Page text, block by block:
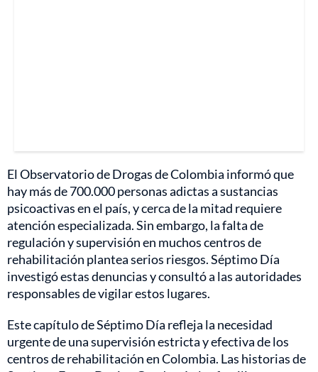
El Observatorio de Drogas de Colombia informó que
hay más de 700.000 personas adictas a sustancias
psicoactivas en el país, y cerca de la mitad requiere
atención especializada. Sin embargo, la falta de
regulación y supervisión en muchos centros de
rehabilitación plantea serios riesgos. Séptimo Día
investigó estas denuncias y consultó a las autoridades
responsables de vigilar estos lugares.
Este capítulo de Séptimo Día refleja la necesidad
urgente de una supervisión estricta y efectiva de los
centros de rehabilitación en Colombia. Las historias de